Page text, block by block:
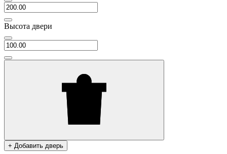
Высота двери
+ Добавить дверь